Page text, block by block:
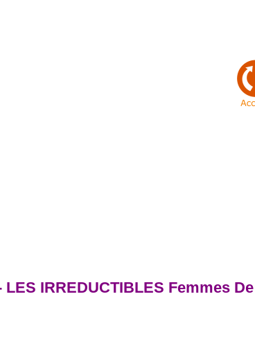
IRREDUCTIBLES Femmes